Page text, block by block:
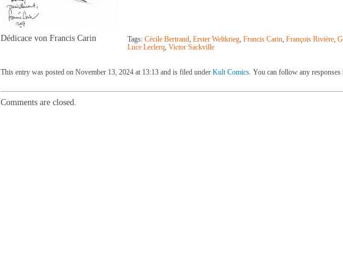
Dédicace von Francis Carin Tags: Cécile Bertrand, Erster Weltkrieg, Francis Carin, François Rivière,
Luce Leclerq, Victor Sackville
This entry was posted on November 13, 2024 at 13:13 and is filed under Kult Comics. You can follow any
Comments are closed.